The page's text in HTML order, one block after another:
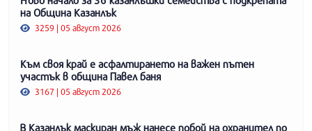
на Община Казанлък
3259 | 05 август 2026
Към своя край е асфалтирането на важен пътен
участък в община Павел баня
3167 | 05 август 2026
В Казанлък маскиран мъж нанесе побой на охранител по